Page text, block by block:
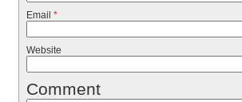
Email *
Website
Comment